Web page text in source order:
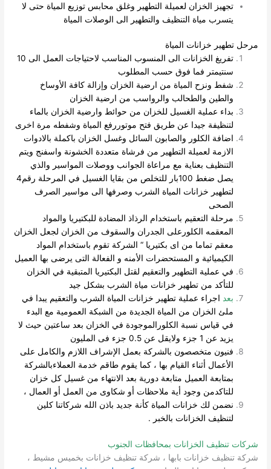
تجهيز الخزان لعميلة التطهير وغلق محابس توزيع المياة حتى لا
يتسرب مياة التنظيف والتطهير الى الوصلات المياة
مرحل تطهير خزانات المياة
تفريغ الخزانات الى المنسوب المناسب لاحتياجات العمل الى 10
سنتيمتر فما فوق حسب المطلوب
شفط ونزح المياة من ارضية الخزان وإزالة كافة الأوساخ
والطين والطحالب والرواسب من ارضية الخزان
بداء عملية الغسيل للخزان من حوائط وارضية الخزان بالماء
لتنظيفة جيدا عن طريق فتح موتوررفع المياة وشفطه مرة اخرى
اضافة الكلور والصابون السائل وغسل الخزان باكملة بالادوات
الازمة لعميلة التطهير من فرشاة متعددة الخشونة واسفنج ويتم
التنظيف بعناية مع مراعاة الجوانب ووصلات المواسير والذي
يصل ضغط 100بار للتخلص من بقايا الغسيل في المرحلة رقم4
لتطهير خزانات المياة الشرب وصرفها الى مواسير الصرف
الصحى
مرحلة التعقيم باستخدام الرذاذ المضادة للبكتيريا والمواد
المعقمه الكلورعلى الجدران والسقوف من الخزان لجعل الخزان
معقم تماما من اى بكتيريا “ الشركة تقوم باستخدام المواد
الكيميائية و المستحضرات الأمنه و الفعالة التى يرضى بها العميل
في عملية التطهير والتعقيم لقتل البكتيريا المتبقية في الخزان
للتأكد من تطهير خزانات مياة الشرب بشكل جيد
بعد اجراء عملية تطهير خزانات المياة الشرب والتعقيم يبدا في
ملئ الخزان من المياة الجديدة من الشبكة العمومية مع البدء
في قياس نسبة الكلورالموجودة في الخزان بعد ساعتين حيث لا
يزيد عن 1 جزء ولايقل عن 0.5 جزء فى المليون
فنيون متخصصون بالشركة بعمل الإشراف اللازم والكامل على
الأعمال أثناء القيام بها ، كما يقوم طاقم خدمة العملاءبالشركة
بمتابعة العميل متابعة دورية بعد الانتهاء من غسيل كل خزان
للتاكدمن وجود أية ملاحظات أو شكاوى من العمل أو العمال ،
نضمن لك خزانات المياة كأنة جديد باذن الله شركاتنا كلين
لتنظيف الخزانات بالخبر .
شركات تنظيف الخزانات بمحافظات الجنوب
شركة تنظيف خزانات بابها ، شركة تنظيف خزانات بخميس مشيط ،